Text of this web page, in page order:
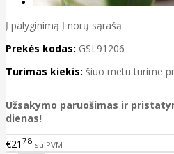
Į palyginimą Į norų sąrašą
Prekės kodas: GSL91206
Turimas kiekis: šiuo metu turime
Užsakymo paruošimas ir
dienas!
€21 78 su PVM